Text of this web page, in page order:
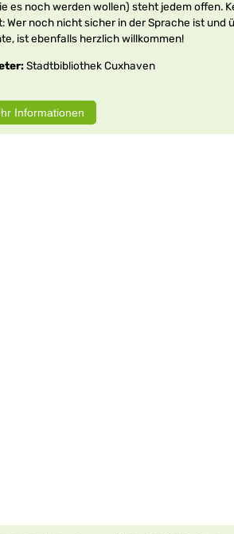
es noch werden wollen) steht jedem offen.
Wer noch nicht sicher in der Sprache ist und
ist ebenfalls herzlich willkommen!
Stadtbibliothek Cuxhaven